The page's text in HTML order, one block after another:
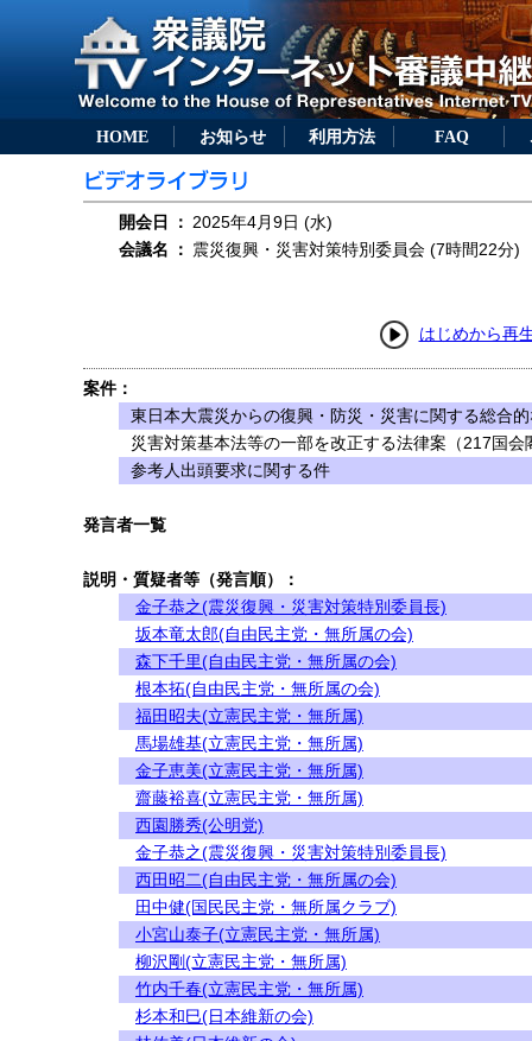
HOME お知らせ 利用方法 FAQ
開会日 ： 2025年4月9日 (水)
会議名
： 震災復興・災害対策特別委員会 (7時間22分)
はじめから再
案件：
東日本大震災からの復興・防災・災害に関する総合
災害対策基本法等の一部を改正する法律案（217国会
参考人出頭要求に関する件
発言者一覧
説明・質疑者等（発言順）：
金子恭之(震災復興・災害対策特別委員長)
坂本竜太郎(自由民主党・無所属の会)
森下千里(自由民主党・無所属の会)
根本拓(自由民主党・無所属の会)
福田昭夫(立憲民主党・無所属)
馬場雄基(立憲民主党・無所属)
金子恵美(立憲民主党・無所属)
齋藤裕喜(立憲民主党・無所属)
西園勝秀(公明党)
金子恭之(震災復興・災害対策特別委員長)
西田昭二(自由民主党・無所属の会)
田中健(国民民主党・無所属クラブ)
小宮山泰子(立憲民主党・無所属)
柳沢剛(立憲民主党・無所属)
竹内千春(立憲民主党・無所属)
杉本和巳(日本維新の会)